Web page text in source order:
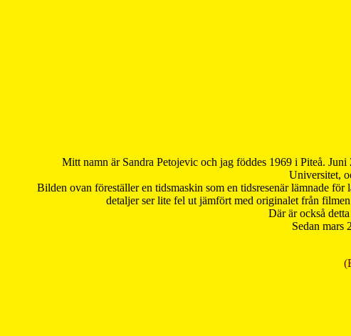
Mitt namn är Sandra Petojevic och jag föddes 1969 i Piteå.
Universitet,
Bilden ovan föreställer en tidsmaskin som en tidsresenär lämnade
detaljer ser lite fel ut jämfört med originalet från
Där är också
Sedan mars